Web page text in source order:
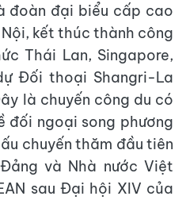
đoàn đại biểu cấp cao
kết thúc thành công
Thái Lan, Singapore,
Đối thoại Shangri-La
là chuyến công du có
đối ngoại song phương
chuyến thăm đầu tiên
và Nhà nước Việt
sau Đại hội XIV của